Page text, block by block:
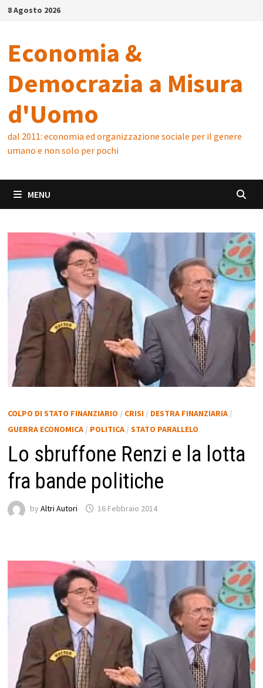
Skip8 Agosto 2026
Economia &
Democrazia a Misura
d'Uomo
dal 2011: economia ed organizzazione sociale per il genere
umano e non solo per pochi
MENU
COLPO DI STATO FINANZIARIO / CRISI / DESTRA FINANZIARIA/
GUERRA ECONOMICA/ POLITICA/ STATO PARALLELO
Lo sbruffone Renzi e la lotta
fra bande politiche
by Altri Autori 16 Febbraio 2014